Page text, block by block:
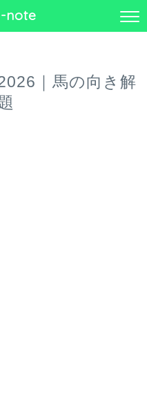
note
｜馬の向き解